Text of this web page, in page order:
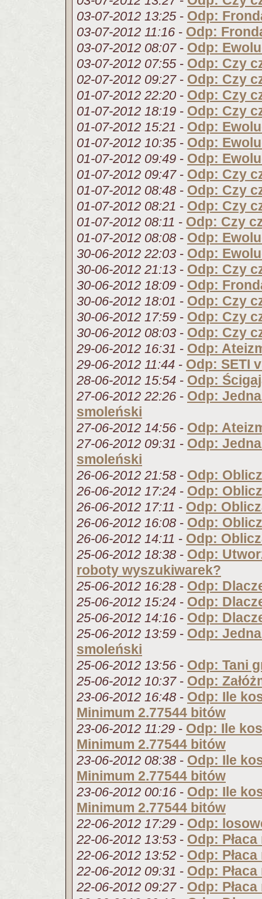
03-07-2012 13:25- Odp:
03-07-2012 11:16 - Odp:
03-07-2012 08:07- Odp:
03-07-2012 07:55- Odp: Czy
02-07-2012 09:27- Odp: Czy
01-07-2012 22:20 - Odp: Czy
01-07-2012 18:19 - Odp: Czy
01-07-2012 15:21 - Odp:
01-07-2012 10:35- Odp:
01-07-2012 09:49 - Odp:
01-07-2012 09:47- Odp: Czy
01-07-2012 08:48 - Odp: Czy
01-07-2012 08:21 - Odp: Czy
01-07-2012 08:11 - Odp: Czy
01-07-2012 08:08 - Odp:
30-06-2012 22:03 - Odp:
30-06-2012 21:13 - Odp: Czy
30-06-2012 18:09 - Odp:
30-06-2012 18:01 - Odp: Czy
30-06-2012 17:59 - Odp: Czy
30-06-2012 08:03 - Odp: Czy
29-06-2012 16:31 - Odp:
29-06-2012 11:44 - Odp: SETI
28-06-2012 15:54 - Odp:
27-06-2012 22:26 - Odp:
smoleński
27-06-2012 14:56 - Odp:
27-06-2012 09:31 - Odp:
smoleński
26-06-2012 21:58 - Odp:
26-06-2012 17:24 - Odp:
26-06-2012 17:11 - Odp:
26-06-2012 16:08 - Odp:
26-06-2012 14:11 - Odp:
25-06-2012 18:38 - Odp:
roboty wyszukiwarek?
25-06-2012 16:28 - Odp:
25-06-2012 15:24 - Odp:
25-06-2012 14:16 - Odp:
25-06-2012 13:59 - Odp:
smoleński
25-06-2012 13:56 - Odp: Tani
25-06-2012 10:37- Odp:
23-06-2012 16:48 - Odp: Ile
Minimum 2.77544 bitów
23-06-2012 11:29 - Odp: Ile
Minimum 2.77544 bitów
23-06-2012 08:38 - Odp: Ile
Minimum 2.77544 bitów
23-06-2012 00:16 - Odp: Ile
Minimum 2.77544 bitów
22-06-2012 17:29 - Odp:
22-06-2012 13:53 - Odp:
22-06-2012 13:52 - Odp:
22-06-2012 09:31 - Odp:
22-06-2012 09:27- Odp: